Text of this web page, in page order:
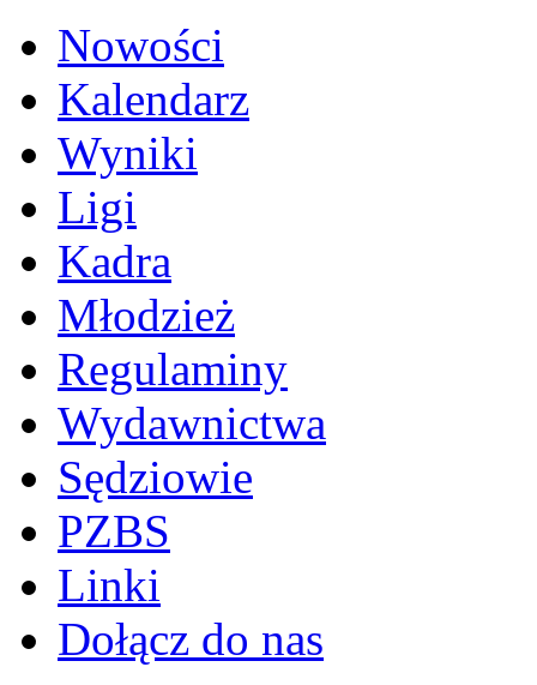
Nowości
Kalendarz
Wyniki
Ligi
Kadra
Młodzież
Regulaminy
Wydawnictwa
Sędziowie
PZBS
Linki
Dołącz do nas